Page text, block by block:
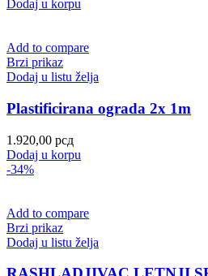
Dodaj u korpu
Add to compare
Brzi prikaz
Dodaj u listu želja
Plastificirana ograda 2x 1m
1.920,00 рсд
Dodaj u korpu
-34%
Add to compare
Brzi prikaz
Dodaj u listu želja